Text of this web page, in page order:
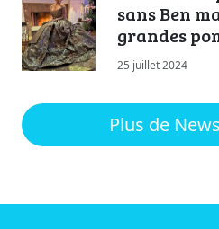
sans Ben
grandes
25 juillet 2024
Plus de